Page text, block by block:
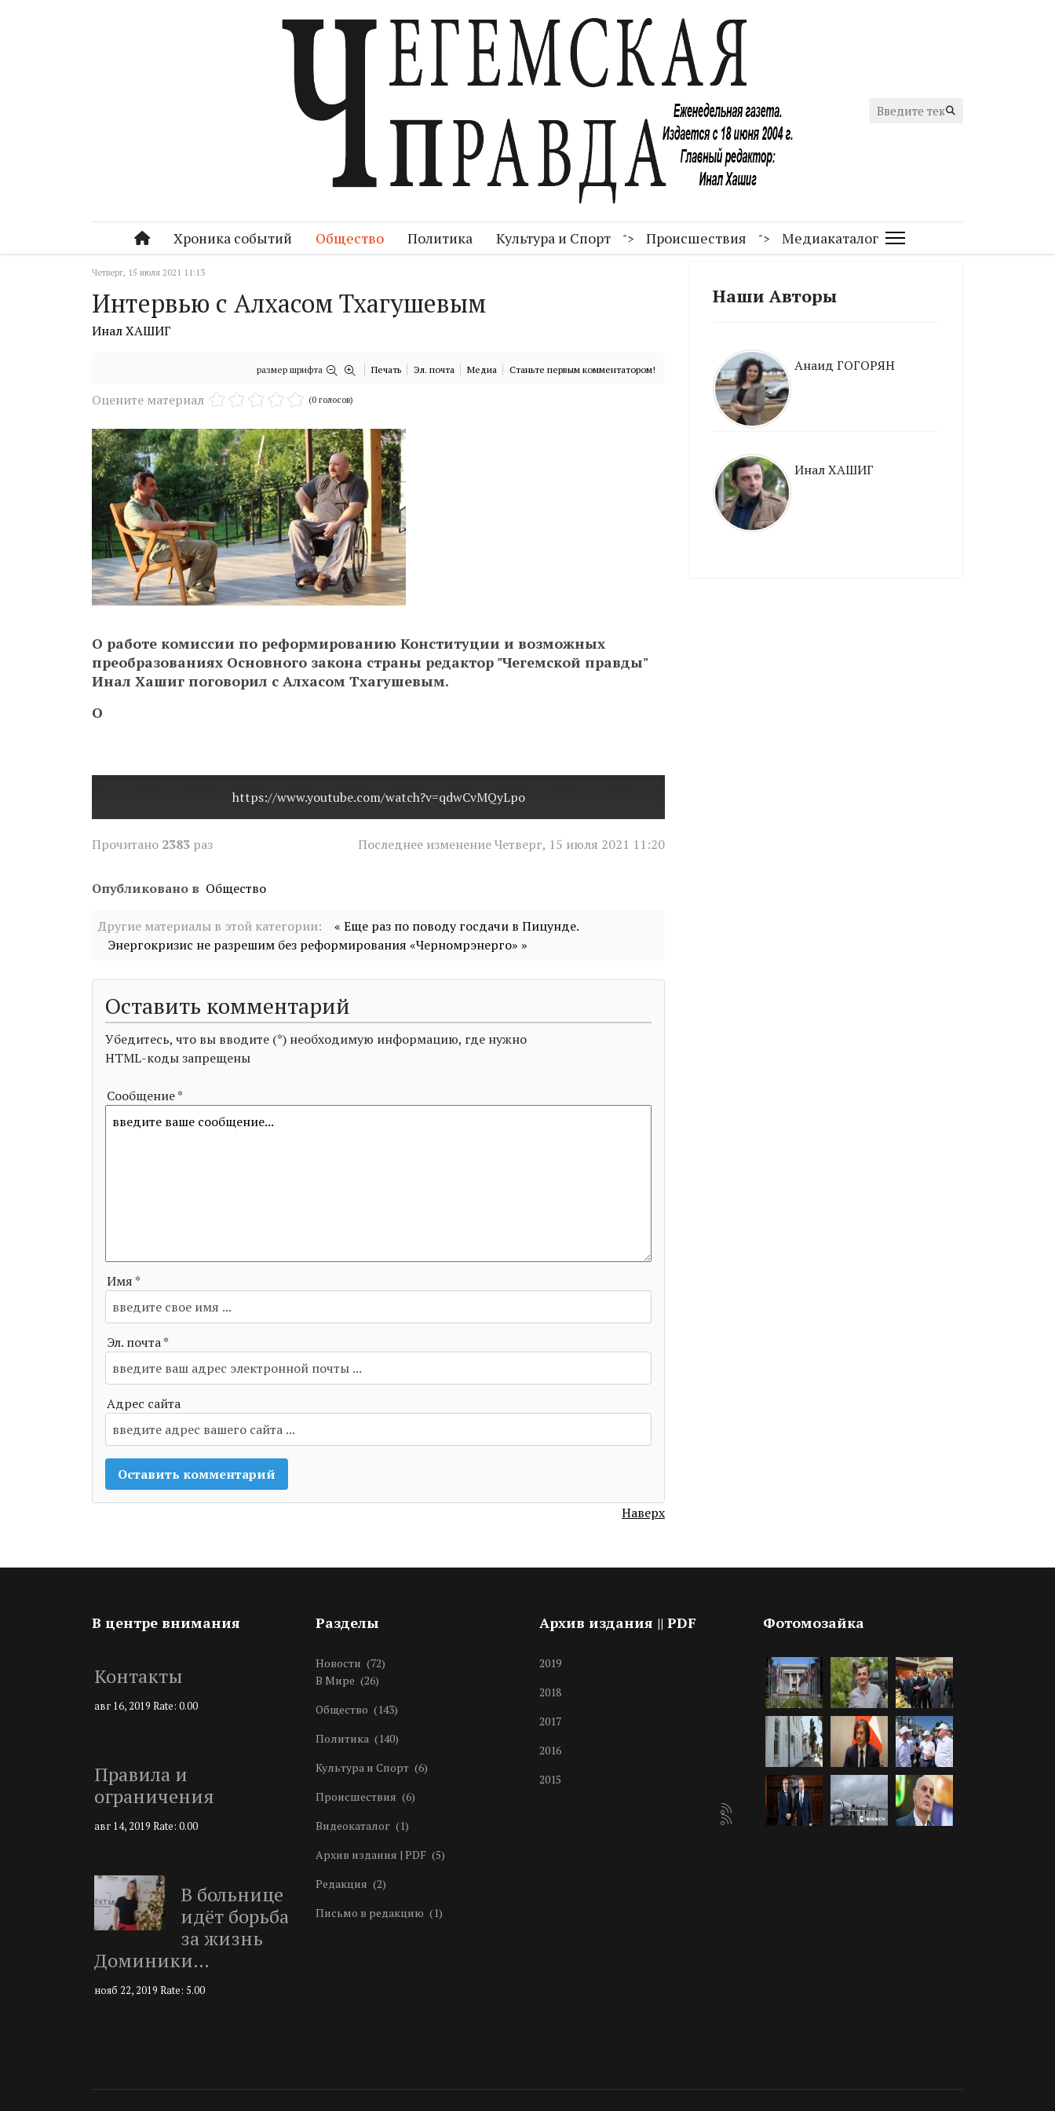
Искать...
Хроника событий Общество Политика Культура и Спорт "> Происшествия "> Медиакаталог
Четверг, 15 июля 2021 11:13
Интервью с Алхасом Тхагушевым
Инал ХАШИГ
размер шрифта Печать Эл. почта Медиа Станьте первым комментатором!
Оцените материал (0 голосов)
О работе комиссии по реформированию Конституции и возможных
преобразованиях Основного закона страны редактор "Чегемской правды"
Инал Хашиг поговорил с Алхасом Тхагушевым.
О
https://www.youtube.com/watch?v=qdwCvMQyLpo
Прочитано 2383 раз Последнее изменение Четверг, 15 июля 2021 11:20
Опубликовано в Общество
Другие материалы в этой категории:
« Еще раз по поводу госдачи в Пицунде.
Энергокризис не разрешим без реформирования «Черномрэнерго» »
Оставить комментарий
Убедитесь, что вы вводите (*) необходимую информацию, где нужно
HTML-коды запрещены
Сообщение *
Имя *
Эл. почта *
Адрес сайта
Наверх
Наши Авторы
Анаид ГОГОРЯН
Инал ХАШИГ
В центре внимания
Контакты
авг 16, 2019 Rate: 0.00
Правила и
ограничения
авг 14, 2019 Rate: 0.00
В больнице
идёт борьба
за жизнь
Доминики…
нояб 22, 2019 Rate: 5.00
Разделы
Новости (72)
В Мире (26)
Общество (143)
Политика (140)
Культура и Спорт (6)
Происшествия (6)
Видеокаталог (1)
Архив издания | PDF (5)
Редакция (2)
Письмо в редакцию (1)
Архив издания || PDF
2019
2018
2017
2016
2015
Фотомозайка